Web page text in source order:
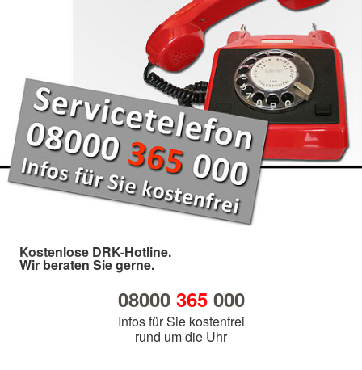
Kostenlose DRK-Hotline.
Wir beraten Sie gerne.
08000 365000
Infos für Sie kostenfrei
rund um die Uhr